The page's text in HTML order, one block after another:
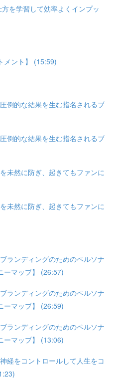
を学習して効率よくインプッ
メント】 (15:59)
倒的な結果を生む指名されるブ
倒的な結果を生む指名されるブ
未然に防ぎ、起きてもファンに
未然に防ぎ、起きてもファンに
ランディングのためのペルソナ
ーマップ】 (26:57)
ランディングのためのペルソナ
ーマップ】 (26:59)
ランディングのためのペルソナ
ーマップ】 (13:06)
経をコントロールして人生をコ